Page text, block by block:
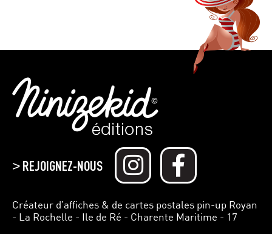
>REJOIGNEZ-NOUS
Créateur d’affiches & de cartes postales pin-up Royan
- La Rochelle - Ile de Ré - Charente Maritime - 17